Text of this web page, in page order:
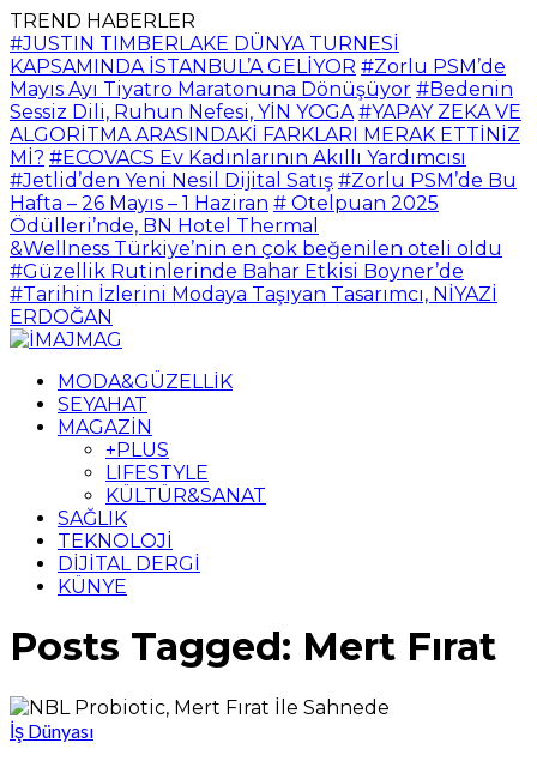
TREND HABERLER
#JUSTIN TIMBERLAKE DÜNYA TURNESİ
KAPSAMINDA İSTANBUL’A GELİYOR #Zorlu PSM’de
Mayıs Ayı Tiyatro Maratonuna Dönüşüyor #Bedenin
Sessiz Dili, Ruhun Nefesi, YİN YOGA #YAPAY ZEKA VE
ALGORİTMA ARASINDAKİ FARKLARI MERAK ETTİNİZ
Mİ? #ECOVACS Ev Kadınlarının Akıllı Yardımcısı
#Jetlid’den Yeni Nesil Dijital Satış #Zorlu PSM’de Bu
Hafta – 26 Mayıs – 1 Haziran # Otelpuan 2025
Ödülleri’nde, BN Hotel Thermal
&Wellness Türkiye’nin en çok beğenilen oteli oldu
#Güzellik Rutinlerinde Bahar Etkisi Boyner’de
#Tarihin İzlerini Modaya Taşıyan Tasarımcı, NİYAZİ
ERDOĞAN
MODA&GÜZELLİK
SEYAHAT
MAGAZİN
+PLUS
LIFESTYLE
KÜLTÜR&SANAT
SAĞLIK
TEKNOLOJİ
DİJİTAL DERGİ
KÜNYE
Posts Tagged: Mert Fırat
İş Dünyası